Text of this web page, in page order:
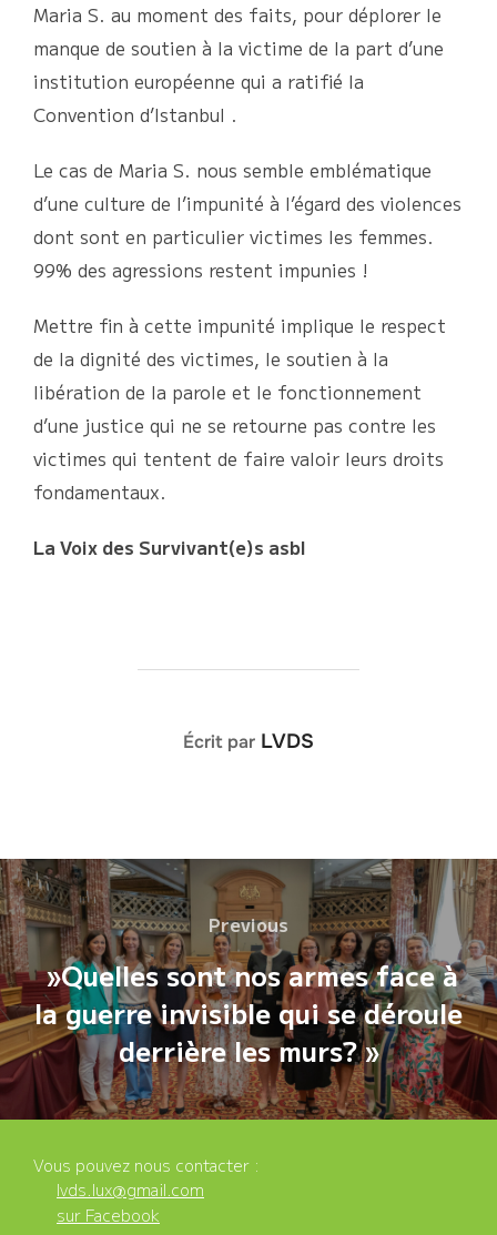
Maria S. au moment des faits, pour déplorer le
manque de soutien à la victime de la part d’une
institution européenne qui a ratifié la
Convention d’Istanbul .
Le cas de Maria S. nous semble emblématique
d’une culture de l’impunité à l’égard des violences
dont sont en particulier victimes les femmes.
99% des agressions restent impunies !
Mettre fin à cette impunité implique le respect
de la dignité des victimes, le soutien à la
libération de la parole et le fonctionnement
d’une justice qui ne se retourne pas contre les
victimes qui tentent de faire valoir leurs droits
fondamentaux.
La Voix des Survivant(e)s asbl
AUTEUR DE LA PUBLICATION
Écrit par LVDS
Navigation
de
l’article
Previous
Previous
»Quelles sont nos armes face à
la guerre invisible qui se déroule
derrière les murs? »
Vous pouvez nous contacter :
lvds.lux@gmail.com
sur Facebook